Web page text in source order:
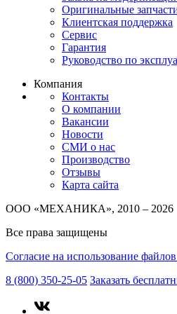
Оригинальные
Клиентская поддержка
Сервис
Гарантия
Руководство по
Компания
Контакты
О компании
Вакансии
Новости
СМИ о нас
Производство
Отзывы
Карта сайта
ООО «МЕХАНИКА», 2010 – 2026
Все права защищены
Согласие на использование
8 (800) 350-25-05 Заказать